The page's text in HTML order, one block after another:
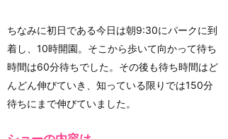
ちなみに初日である今日は朝9:30にパークに到
着し、10時開園。そこから歩いて向かって待ち
時間は60分待ちでした。その後も待ち時間はど
んどん伸びていき、知っている限りでは150分
待ちにまで伸びていました。